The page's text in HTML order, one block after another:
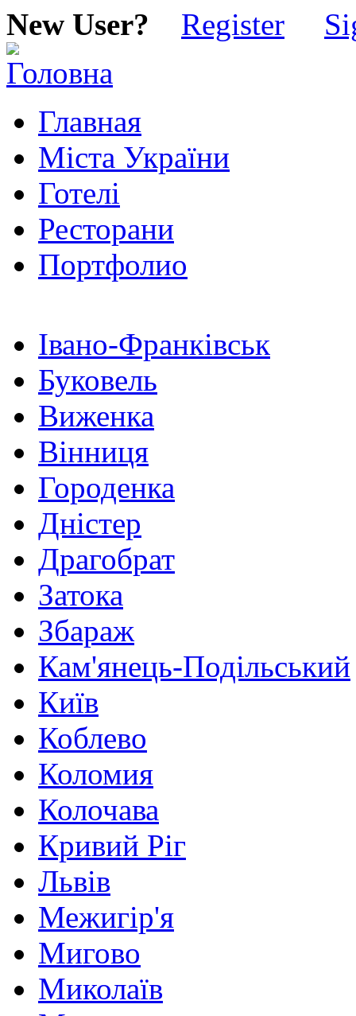
New User? Register
Главная
Міста України
Готелі
Ресторани
Портфолио
Івано-Франківськ
Буковель
Виженка
Вінниця
Городенка
Дністер
Драгобрат
Затока
Збараж
Кам'янець-Подільський
Київ
Коблево
Коломия
Колочава
Кривий Ріг
Львів
Межигір'я
Мигово
Миколаїв